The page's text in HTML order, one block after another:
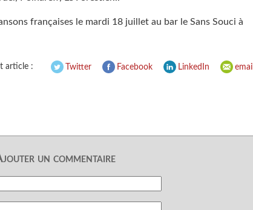
françaises le mardi 18 juillet au bar le Sans Souci à
article : Twitter Facebook LinkedIn email
un commentaire